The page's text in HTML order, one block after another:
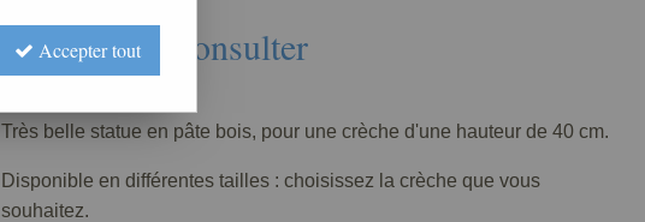
Prix : Nous consulter
Très belle statue en pâte bois, pour une crèche d'une hauteur de 40 cm.
Disponible en différentes tailles : choisissez la crèche que vous
souhaitez.
Accepter tout